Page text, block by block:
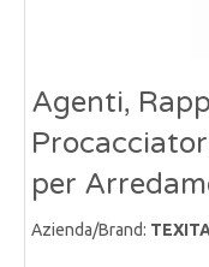
Agenti,
per
Azienda/Brand: